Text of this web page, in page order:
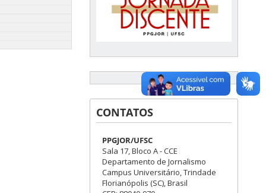
CONTATOS
PPGJOR/UFSC
Sala 17, Bloco A - CCE
Departamento de Jornalismo
Campus Universitário, Trindade
Florianópolis (SC), Brasil